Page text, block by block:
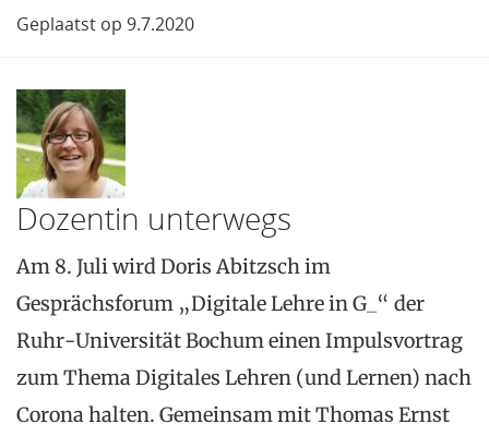
Geplaatst op 9.7.2020
Dozentin unterwegs
Am 8. Juli wird Doris Abitzsch im
Gesprächsforum „Digitale Lehre in G_“ der
Ruhr-Universität Bochum einen Impulsvortrag
zum Thema Digitales Lehren (und Lernen) nach
Corona halten. Gemeinsam mit Thomas Ernst